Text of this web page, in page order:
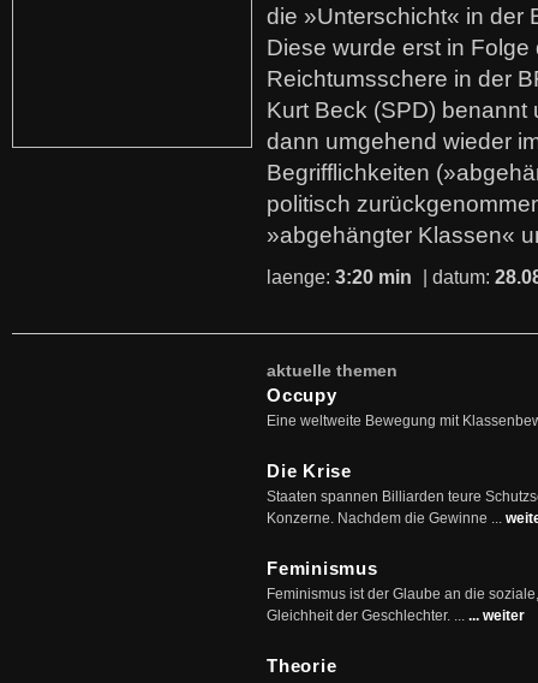
die »Unterschicht« in der
Diese wurde erst in
Reichtumsschere in der
Kurt Beck (SPD)
dann umgehend wieder
Begrifflichkeiten
politisch
»abgehängter Klassen«
laenge: 3:20 min | datum:
aktuelle themen
Occupy
Eine weltweite Bewegung mit
Die Krise
Staaten spannen Billiarden teure
Konzerne. Nachdem die Gewinne ...
Feminismus
Feminismus ist der Glaube an die
Gleichheit der Geschlechter. ... ... weiter
Theorie